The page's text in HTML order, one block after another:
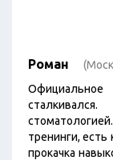
Роман
тренинги, есть
прокачка